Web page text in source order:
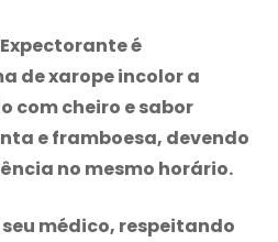
Expectoranteé
de xarope incolor a
com cheiro e sabor
e framboesa, devendo
no mesmo horário.
médico, respeitando